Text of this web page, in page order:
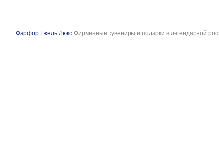
Фарфор Гжель Люкс Фирменные сувениры и подарки в легендарной